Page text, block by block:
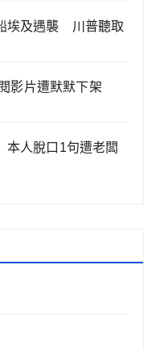
埃及遇襲 川普聽取
影片遭默默下架
人脫口1句遭老闆